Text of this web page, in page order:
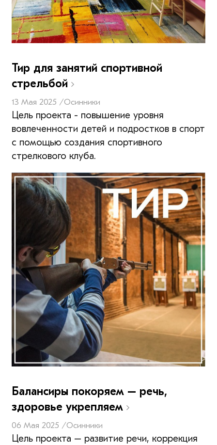
Тир для занятий спортивной
стрельбой
13 Мая 2025 /Осинники
Цель проекта - повышение уровня
вовлеченности детей и подростков в спорт
с помощью создания спортивного
стрелкового клуба.
Балансиры покоряем – речь,
здоровье укрепляем
06 Мая 2025 /Осинники
Цель проекта – развитие речи, коррекция